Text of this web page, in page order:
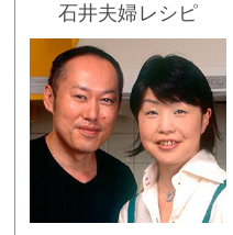
石井夫婦レシピ